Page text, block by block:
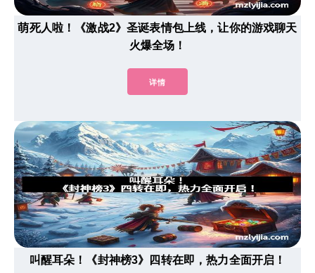
萌死人啦！《激战2》圣诞表情包上线，让你的游戏聊天
火爆全场！
详情
叫醒耳朵！《封神榜3》四转在即，热力全面开启！